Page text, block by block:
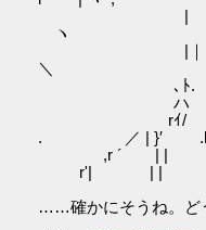
| ヽ -
ヽ
|｜ ｀
＼
､ﾄ. ﾊ.| l
ハ | ∨
rｲ/ ヽ| / /'
. ／ | }′ .l,/
,r ´ | |
r'| | | |
……確かにそうね。